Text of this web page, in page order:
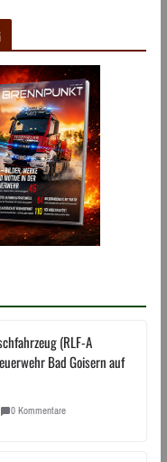
(RLF-A
Bad Goisern auf
0 Kommentare